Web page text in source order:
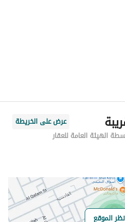
عرض على الخريطة
الهيئة العامة للعقار
الموقع